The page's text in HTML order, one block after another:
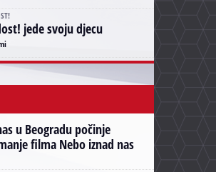
jede svoju djecu
u Beogradu počinje
filma Nebo iznad nas